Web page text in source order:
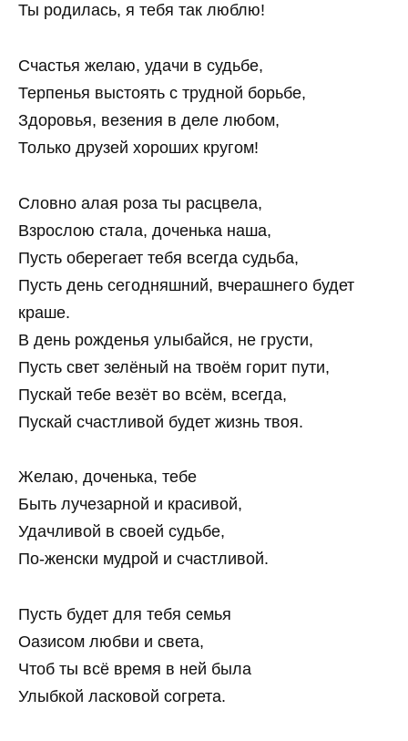
Ты родилась, я тебя так люблю!
Счастья желаю, удачи в судьбе,
Терпенья выстоять с трудной борьбе,
Здоровья, везения в деле любом,
Только друзей хороших кругом!
Словно алая роза ты расцвела,
Взрослою стала, доченька наша,
Пусть оберегает тебя всегда судьба,
Пусть день сегодняшний, вчерашнего будет
краше.
В день рожденья улыбайся, не грусти,
Пусть свет зелёный на твоём горит пути,
Пускай тебе везёт во всём, всегда,
Пускай счастливой будет жизнь твоя.
Желаю, доченька, тебе
Быть лучезарной и красивой,
Удачливой в своей судьбе,
По-женски мудрой и счастливой.
Пусть будет для тебя семья
Оазисом любви и света,
Чтоб ты всё время в ней была
Улыбкой ласковой согрета.